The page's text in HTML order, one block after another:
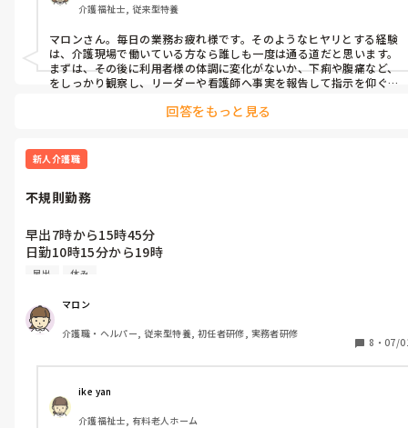
介護福祉士, 従来型特養
マロンさん。毎日の業務お疲れ様です。そのようなヒヤリとする経験
は、介護現場で働いている方なら誰しも一度は通る道だと思います。
まずは、その後に利用者様の体調に変化がないか、下痢や腹痛など、
をしっかり観察し、リーダーや看護師へ事実を報告して指示を仰ぐ
のダブルチェックや情報共有の強化に活かしていけると良いです
回答をもっと見る
新人介護職
不規則勤務
早出7時から15時45分
日勤10時15分から19時
遅出13時から21時45分
6月から不規則勤務してるけど…
不規則勤務に慣れてなくて、休みの日とかもそうだけど中々寝れ
ない。
ご飯の時間とかもどうしていいか分からんまま、１ヶ月経ちまし
た笑(¯―¯💧)
早出 休み
マロン
介護職・ヘルパー, 従来型特養, 初任者研修, 実務者研修
8 ・ 07/
ike yan
介護福祉士, 有料老人ホーム